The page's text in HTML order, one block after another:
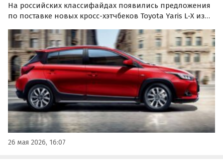
На российских классифайдах появились предложения
по поставке новых кросс-хэтчбеков Toyota Yaris L-X из
такую модель во Владивостоке можно от 1 140 000
рублей.
26 мая 2026, 16:07